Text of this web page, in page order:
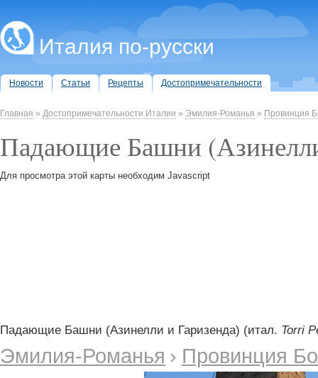
Италия по-русски
Новости Статьи Рецепты Достопримечательности
Главная » Достопримечательности Италии » Эмилия-Романья » Провинция
Падающие Башни
Для просмотра этой карты необходим Javascript
Падающие Башни (Азинелли и Гаризенда) (итал. Torri
Эмилия-Романья › Провинция